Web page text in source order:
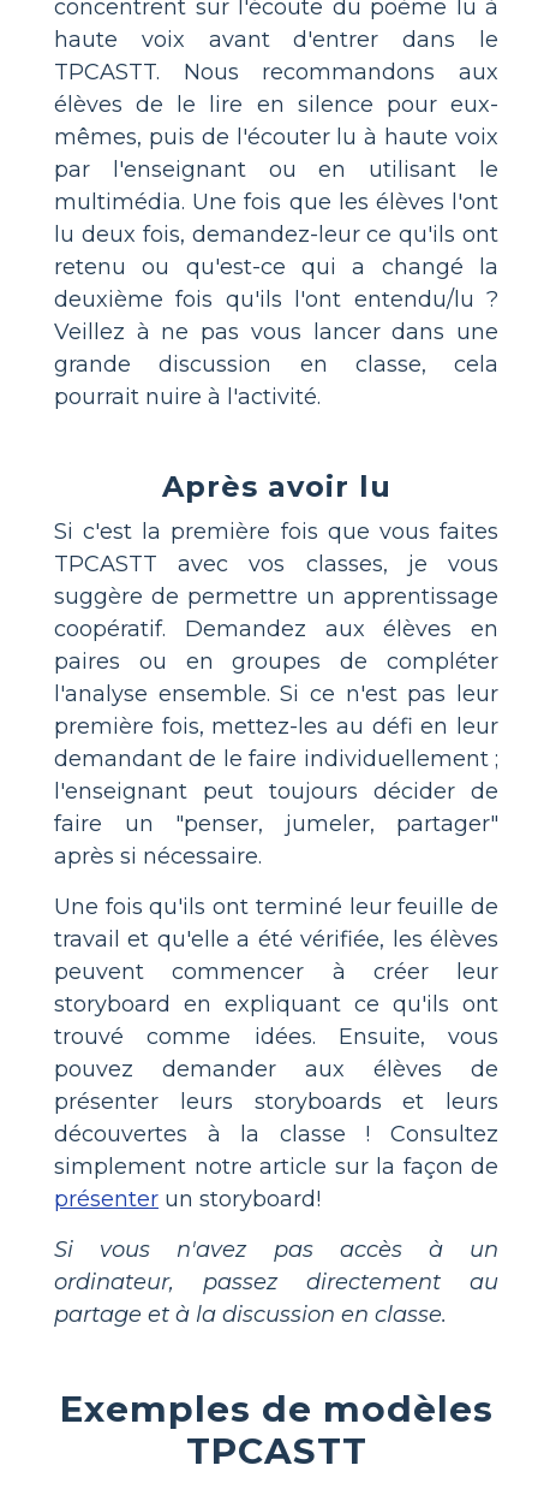
concentrent sur l'écoute du poème lu à
haute voix avant d'entrer dans le
TPCASTT. Nous recommandons aux
élèves de le lire en silence pour eux-
mêmes, puis de l'écouter lu à haute voix
par l'enseignant ou en utilisant le
multimédia. Une fois que les élèves l'ont
lu deux fois, demandez-leur ce qu'ils ont
retenu ou qu'est-ce qui a changé la
deuxième fois qu'ils l'ont entendu/lu ?
Veillez à ne pas vous lancer dans une
grande discussion en classe, cela
pourrait nuire à l'activité.
Après avoir lu
Si c'est la première fois que vous faites
TPCASTT avec vos classes, je vous
suggère de permettre un apprentissage
coopératif. Demandez aux élèves en
paires ou en groupes de compléter
l'analyse ensemble. Si ce n'est pas leur
première fois, mettez-les au défi en leur
demandant de le faire individuellement ;
l'enseignant peut toujours décider de
faire un "penser, jumeler, partager"
après si nécessaire.
Une fois qu'ils ont terminé leur feuille de
travail et qu'elle a été vérifiée, les élèves
peuvent commencer à créer leur
storyboard en expliquant ce qu'ils ont
trouvé comme idées. Ensuite, vous
pouvez demander aux élèves de
présenter leurs storyboards et leurs
découvertes à la classe ! Consultez
simplement notre article sur la façon de
présenter un storyboard!
Si vous n'avez pas accès à un
ordinateur, passez directement au
partage et à la discussion en classe.
Exemples de modèles
TPCASTT